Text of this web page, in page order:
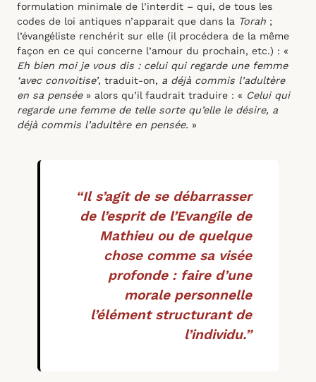
formulation minimale de l’interdit – qui, de tous les
codes de loi antiques n’apparait que dans la Torah ;
l’évangéliste renchérit sur elle (il procédera de la même
façon en ce qui concerne l’amour du prochain, etc.) : «
Eh bien moi je vous dis : celui qui regarde une femme
‘avec convoitise’, traduit-on, a déjà commis l’adultère
en sa pensée » alors qu’il faudrait traduire : « Celui qui
regarde une femme de telle sorte qu’elle le désire, a
déjà commis l’adultère en pensée. »
“Il s’agit de se débarrasser
de l’esprit de l’Evangile de
Mathieu ou de quelque
chose comme sa visée
profonde : faire d’une
morale personnelle
l’élément structurant de
l’individu.”